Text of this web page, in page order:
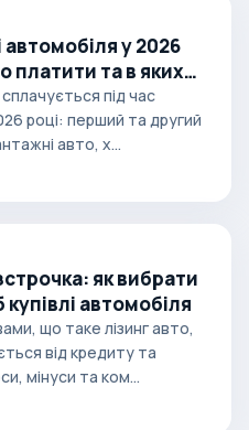
у 2026
платити та в яких
під час
році: перший та другий
авто, х...
як вибрати
автомобіля
що таке лізинг авто,
від кредиту та
мінуси та ком...